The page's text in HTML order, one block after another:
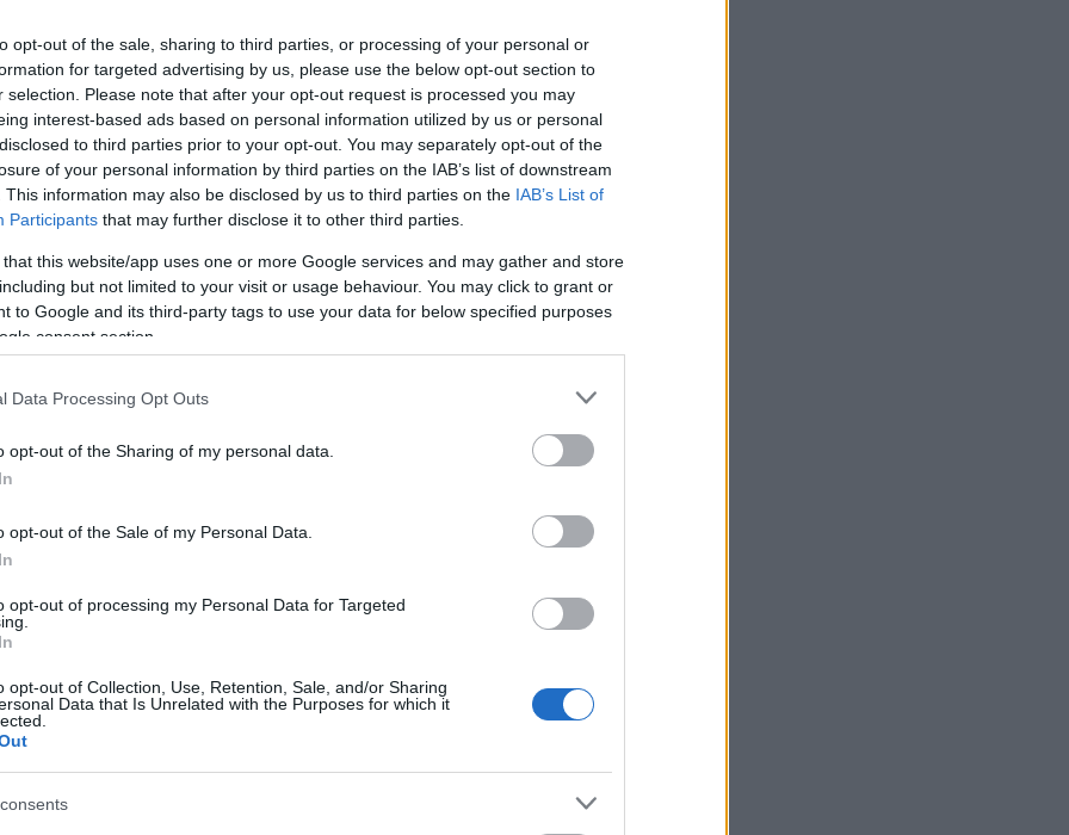
opt-out of the sale, sharing to third parties, or processing of your personal or
for targeted advertising by us, please use the below opt-out section to
selection. Please note that after your opt-out request is processed you may
interest-based ads based on personal information utilized by us or personal
to third parties prior to your opt-out. You may separately opt-out of the
of your personal information by third parties on the IAB’s list of downstream
This information may also be disclosed by us to third parties on the IAB’s List of
Participants that may further disclose it to other third parties.
that this website/app uses one or more Google services and may gather and store
but not limited to your visit or usage behaviour. You may click to grant or
to Google and its third-party tags to use your data for below specified purposes
consent section.
Data Processing Opt Outs
opt-out of the Sharing of my personal data.
opt-out of the Sale of my Personal Data.
opt-out of processing my Personal Data for Targeted
opt-out of Collection, Use, Retention, Sale, and/or Sharing
Data that Is Unrelated with the Purposes for which it
nem tudod
kattints!